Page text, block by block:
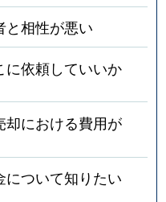
と相性が悪い
に依頼していいか
却における費用が
ついて知りたい